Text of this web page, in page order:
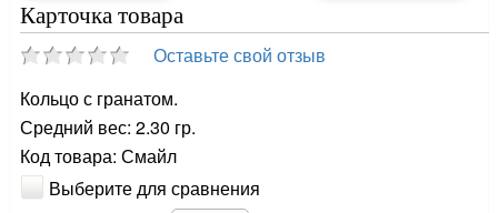
Карточка товара
Оставьте свой отзыв
Кольцо с гранатом.
Средний вес: 2.30 гр.
Код товара: Смайл
Выберите для сравнения